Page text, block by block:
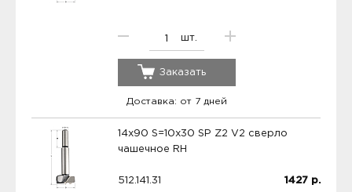
шт.
Заказать
Доставка: от 7 дней
14x90 S=10x30 SP Z2 V2 сверло
чашечное RH
512.141.31 1427 р.